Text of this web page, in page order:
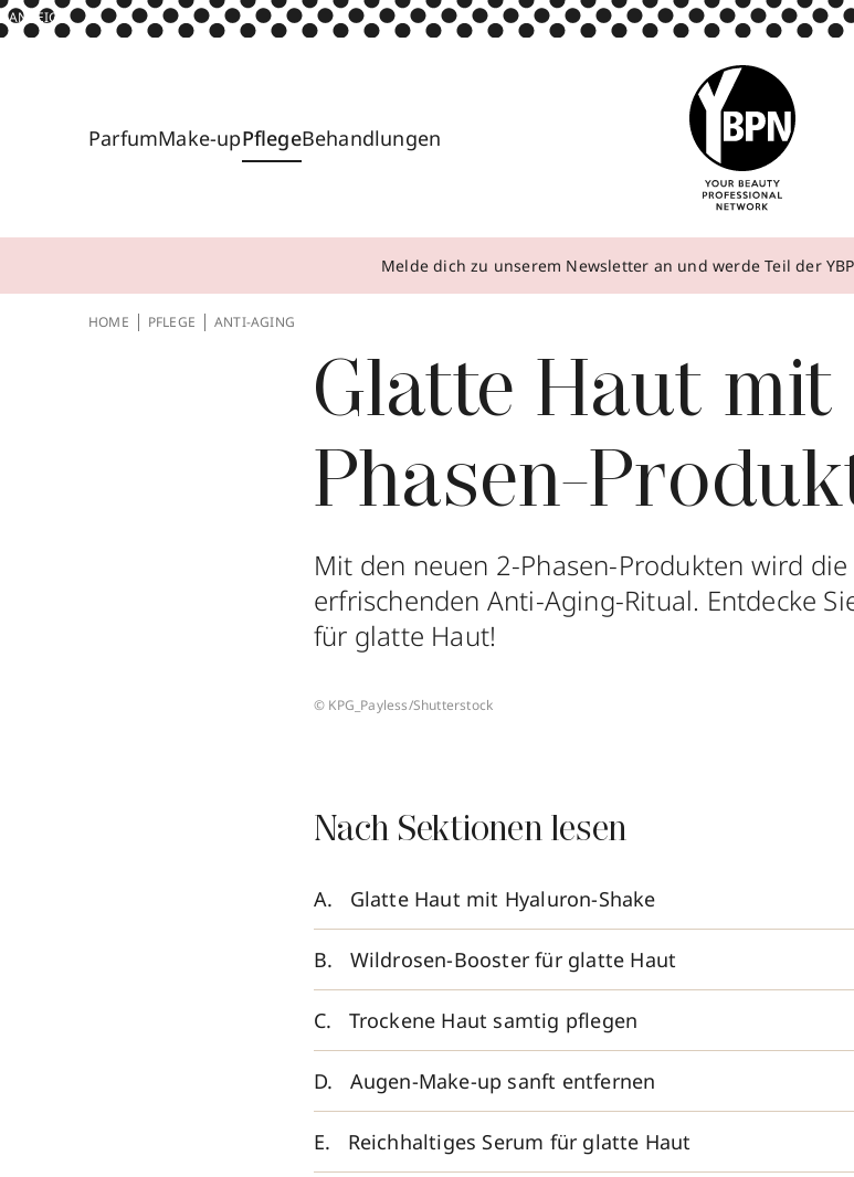
ANZEIGE
ParfumMake-upPflegeBehandlungen
Melde dich zu unserem Newsletter an und werde Teil der
HOME PFLEGE ANTI-AGING
Glatte Haut mit
Phasen-
Mit den neuen 2-Phasen-Produkten wird
erfrischenden Anti-Aging-Ritual. Entdecke
für glatte Haut!
© KPG_Payless/Shutterstock
Nach Sektionen lesen
Glatte Haut mit Hyaluron-Shake
Wildrosen-Booster für glatte Haut
Trockene Haut samtig pflegen
Augen-Make-up sanft entfernen
Reichhaltiges Serum für glatte Haut